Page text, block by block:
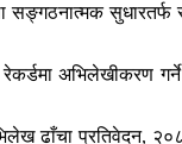
सुधारतर्फ
रेकर्डमा
ढाँचा प्रतिवेदन,